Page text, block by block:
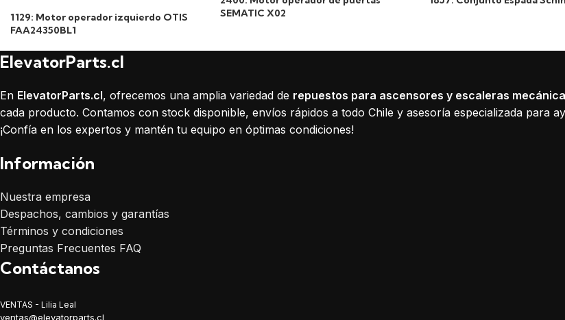
1129: Motor operador izquierdo OTIS
FAA24350BL1
SEMATIC X02
ElevatorParts.cl
En ElevatorParts.cl, ofrecemos una amplia variedad de repuestos para ascensores y escaleras
cada producto. Contamos con stock disponible, envíos rápidos a todo Chile y asesoría especializada para
¡Confía en los expertos y mantén tu equipo en óptimas condiciones!
Información
Nuestra empresa
Despachos, cambios y garantías
Términos y condiciones
Preguntas Frecuentes FAQ
Contáctanos
VENTAS - Lilia Leal
ventas@elevatorparts.cl